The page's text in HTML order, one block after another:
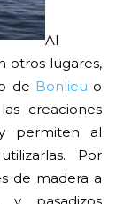
Al
otros lugares,
de Bonlieu o
creaciones
permiten al
Por
de madera a